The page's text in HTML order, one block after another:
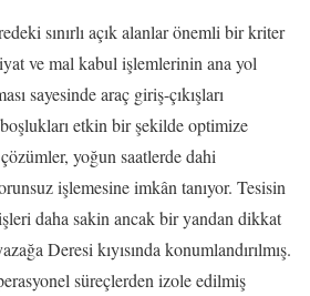
sınırlı açık alanlar önemli bir kriter
ve mal kabul işlemlerinin ana yol
sayesinde araç giriş-çıkışları
etkin bir şekilde optimize
yoğun saatlerde dahi
işlemesine imkân tanıyor. Tesisin
daha sakin ancak bir yandan dikkat
Deresi kıyısında konumlandırılmış.
süreçlerden izole edilmiş